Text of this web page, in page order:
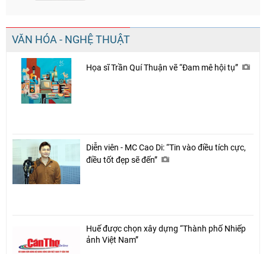
VĂN HÓA - NGHỆ THUẬT
Họa sĩ Trần Quí Thuận vẽ “Đam mê hội tụ”
Diễn viên - MC Cao Di: “Tin vào điều tích cực,
điều tốt đẹp sẽ đến”
Huế được chọn xây dựng “Thành phố Nhiếp
ảnh Việt Nam”